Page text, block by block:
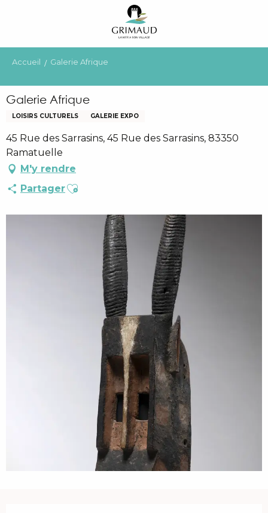
principal
Accueil Galerie Afrique
Galerie Afrique
LOISIRS CULTURELS GALERIE EXPO
45 Rue des Sarrasins, 45 Rue des Sarrasins, 83350
Ramatuelle
M'y rendre
PartagerAjouter aux favoris